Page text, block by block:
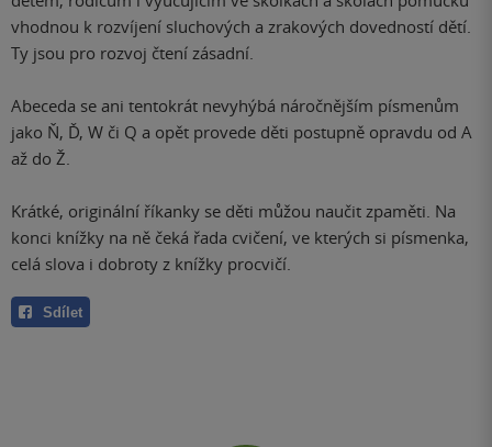
vhodnou k rozvíjení sluchových a zrakových dovedností dětí.
Ty jsou pro rozvoj čtení zásadní.
Abeceda se ani tentokrát nevyhýbá náročnějším písmenům
jako Ň, Ď, W či Q a opět provede děti postupně opravdu od A
až do Ž.
Krátké, originální říkanky se děti můžou naučit zpaměti. Na
konci knížky na ně čeká řada cvičení, ve kterých si písmenka,
celá slova i dobroty z knížky procvičí.
Sdílet